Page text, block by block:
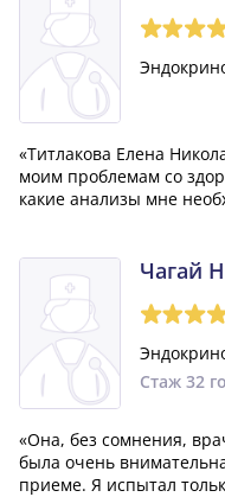
«Титлакова Елена
моим проблемам со
какие анализы мне
моих тестов, онаЧагай
Стаж 32
«Она, без сомнения,
была очень
приеме. Я испытал